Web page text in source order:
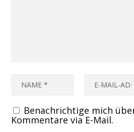
Benachrichtige mich
Kommentare via E-Mail.